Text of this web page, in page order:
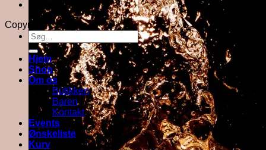
Om butikken
Copyright 2026 © Force Majeure ApS
Søg
efter:
Hjem
Shop
Om os
Butikken
Baren
Kontakt
Events
Ønskeliste
Kurv